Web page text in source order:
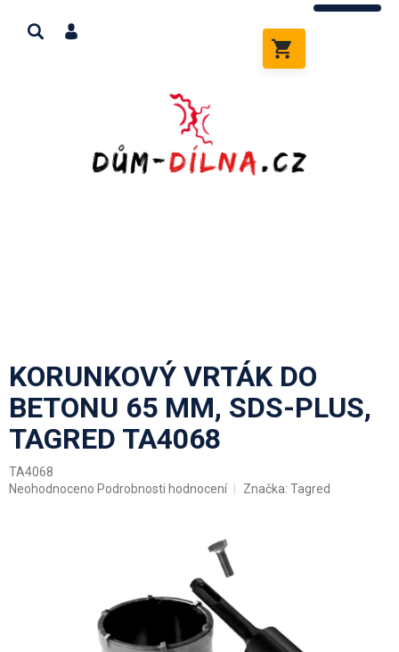
obsah
KOŠÍK
KORUNKOVÝ VRTÁK DO
BETONU 65 MM, SDS-PLUS,
TAGRED TA4068
TA4068
Průměrné
Neohodnoceno Podrobnosti hodnocení Značka: Tagred